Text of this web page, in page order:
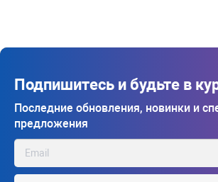
Подпишитесь и будьте в
Последние обновления, новинки и
предложения